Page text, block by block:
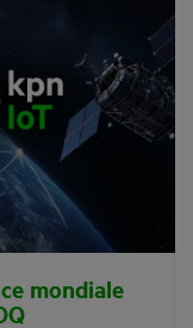
mondiale